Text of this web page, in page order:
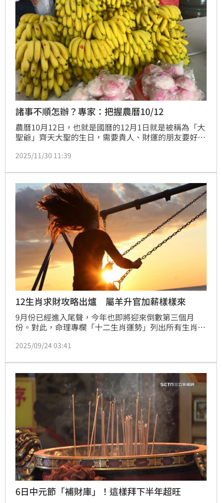
諸事不順怎辦？專家：把握農曆10/12
農曆10月12日，也就是國曆的12月1日就是被稱為「大
聖爺」齊天大聖的生日，需要貴人、財運的朋友要好好
向大聖爺祝壽並誠心祈求，讓「恨鐵不成鋼」的日子可
2025/11/30 11:39
12生肖求財攻略出爐 屬羊升官加薪樣樣來
9月份已經進入尾聲，今年也即將迎來倒數第三個月
份。對此，命理專欄「十二生肖運勢」列出所有生肖在
的階段中，都能讓財路更加順暢。
2025/09/24 03:41
6日中元節「補財庫」！這樣拜下半年超旺